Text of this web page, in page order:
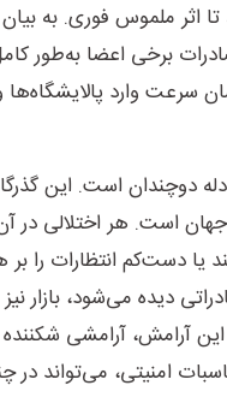
اثر ملموس فوری. به
برخی اعضا به‌طور
وارد پالایشگاه‌ها و
دوچندان است. این
جهان است. هر اختلالی
دست‌کم انتظارات را بر
دیده می‌شود، بازار
آرامش، آرامشی
امنیتی، می‌تواند در